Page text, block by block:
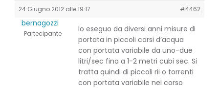
24 Giugno 2012 alle 19:17 #4462
bernagozzi
Partecipante
Io eseguo da diversi anni misure di
portata in piccoli corsi d’acqua
con portata variabile da uno-due
litri/sec fino a 1-2 metri cubi sec. Si
tratta quindi di piccoli rii o torrenti
con portata variabile nel corso